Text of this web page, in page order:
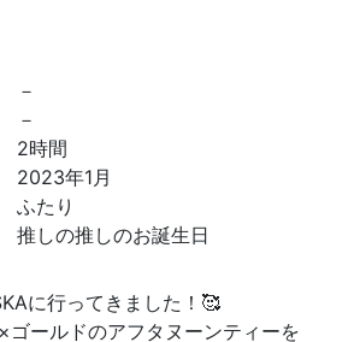
－
－
2時間
2023年1月
ふたり
推しの推しのお誕生日
に行ってきました！🥰
ゴールドのアフタヌーンティーを